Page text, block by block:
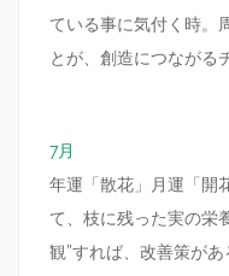
ている事に気付く時。
とが、創造につながる
7月
年運「散花」月運「開
て、枝に残った実の栄
観”すれば、改善策があ